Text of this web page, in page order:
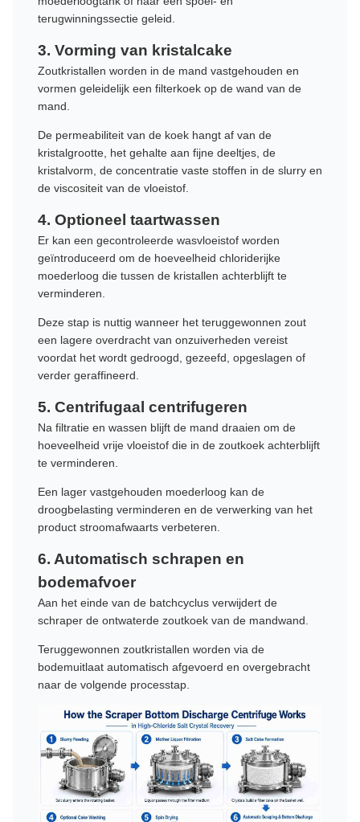
terugwinningssectie geleid.
3. Vorming van kristalcake
Zoutkristallen worden in de mand vastgehouden en
vormen geleidelijk een filterkoek op de wand van de
mand.
De permeabiliteit van de koek hangt af van de
kristalgrootte, het gehalte aan fijne deeltjes, de
kristalvorm, de concentratie vaste stoffen in de slurry en
de viscositeit van de vloeistof.
4. Optioneel taartwassen
Er kan een gecontroleerde wasvloeistof worden
geïntroduceerd om de hoeveelheid chloriderijke
moederloog die tussen de kristallen achterblijft te
verminderen.
Deze stap is nuttig wanneer het teruggewonnen zout
een lagere overdracht van onzuiverheden vereist
voordat het wordt gedroogd, gezeefd, opgeslagen of
verder geraffineerd.
5. Centrifugaal centrifugeren
Na filtratie en wassen blijft de mand draaien om de
hoeveelheid vrije vloeistof die in de zoutkoek achterblijft
te verminderen.
Een lager vastgehouden moederloog kan de
droogbelasting verminderen en de verwerking van het
product stroomafwaarts verbeteren.
6. Automatisch schrapen en
bodemafvoer
Aan het einde van de batchcyclus verwijdert de
schraper de ontwaterde zoutkoek van de mandwand.
Teruggewonnen zoutkristallen worden via de
bodemuitlaat automatisch afgevoerd en overgebracht
naar de volgende processtap.